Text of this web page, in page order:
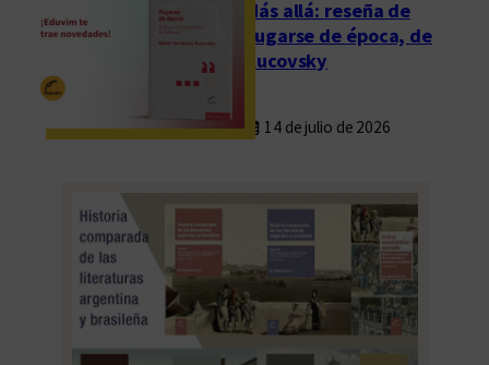
Más allá: reseña de
Fugarse de época, de
Rucovsky
14 de julio de 2026